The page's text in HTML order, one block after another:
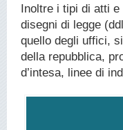
Inoltre i tipi di atti
disegni di legge
quello degli uffici,
della repubblica,
d’intesa, linee di